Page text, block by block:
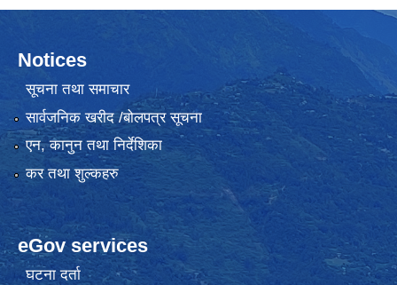
Notices
सूचना तथा समाचार
सार्वजनिक खरीद /बोलपत्र सूचना
एन, कानुन तथा निर्देशिका
कर तथा शुल्कहरु
eGov services
घटना दर्ता